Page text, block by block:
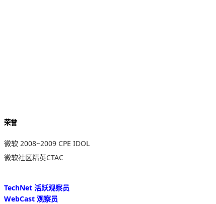
荣誉
微软 2008~2009 CPE IDOL
微软社区精英CTAC
TechNet 活跃观察员
WebCast 观察员